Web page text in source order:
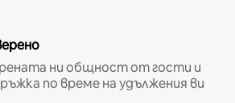
ни общност от гости и
по време на удължения ви